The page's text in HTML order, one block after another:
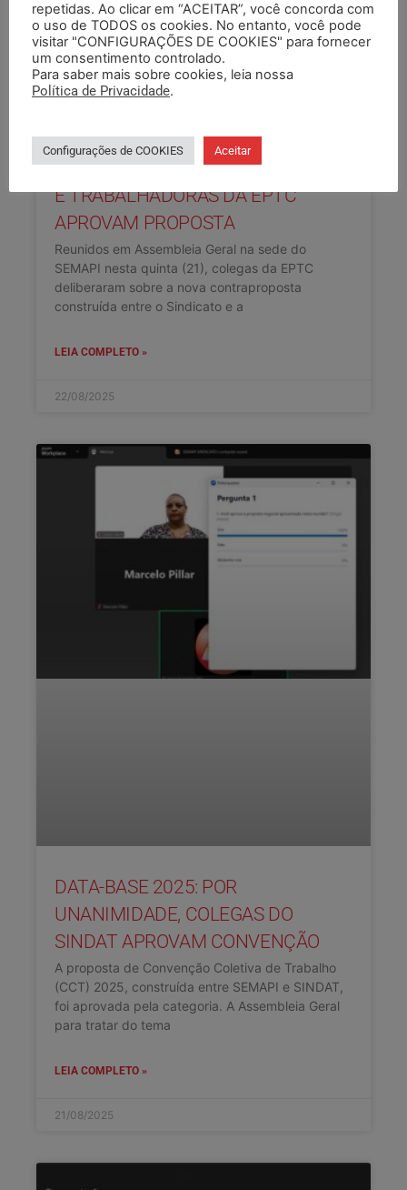
DATA-BASE 2025: TRABALHADORES
E TRABALHADORAS DA EPTC
APROVAM PROPOSTA
Reunidos em Assembleia Geral na sede do
SEMAPI nesta quinta (21), colegas da EPTC
deliberaram sobre a nova contraproposta
construída entre o Sindicato e a
LEIA COMPLETO »
22/08/2025
DATA-BASE 2025: POR
UNANIMIDADE, COLEGAS DO
SINDAT APROVAM CONVENÇÃO
A proposta de Convenção Coletiva de Trabalho
(CCT) 2025, construída entre SEMAPI e SINDAT,
foi aprovada pela categoria. A Assembleia Geral
para tratar do tema
LEIA COMPLETO »
21/08/2025
repetidas. Ao clicar em “ACEITAR”, você concorda com
o uso de TODOS os cookies. No entanto, você pode
visitar "CONFIGURAÇÕES DE COOKIES" para fornecer
um consentimento controlado.
Para saber mais sobre cookies, leia nossa
Política de Privacidade.
Configurações de COOKIES Aceitar